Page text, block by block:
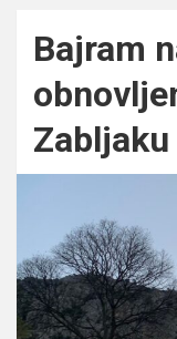
Bajram
Zabljaku